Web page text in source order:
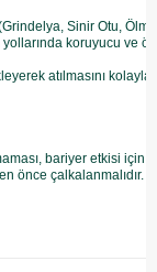
Sinir Otu,
koruyucu ve
atılmasını
bariyer etkisi için
önce çalkalanmalıdır.